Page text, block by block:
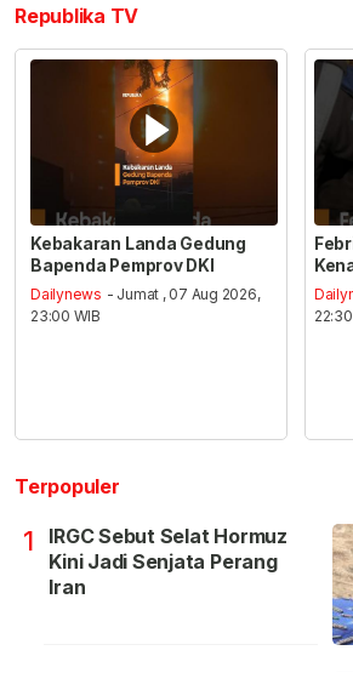
Republika TV
Kebakaran Landa Gedung
Bapenda Pemprov DKI
Dailynews - Jumat , 07 Aug 2026,
23:00 WIB
Terpopuler
1
IRGC Sebut Selat Hormuz
Kini Jadi Senjata Perang
Iran